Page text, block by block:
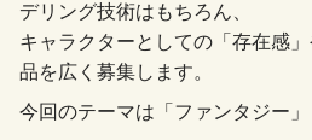
デリング技術はもちろん、
キャラクターとしての「存在感
品を広く募集します。
今回のテーマは「ファンタジー」